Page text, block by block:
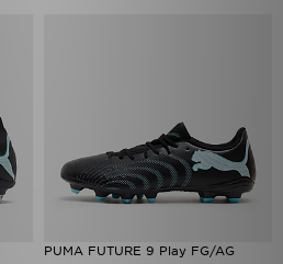
PUMA FUTURE 9 Play FG/AG